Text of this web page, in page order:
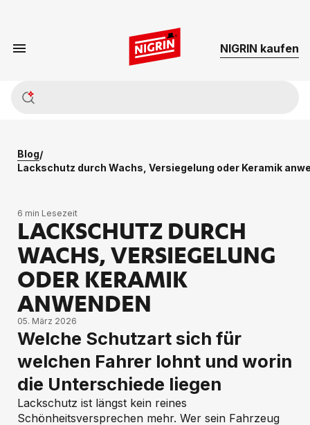
NIG­RIN kau­fen
Blog/
Lackschutz durch Wachs, Versiegelung oder Keramik
6 min Lesezeit
LACKSCHUTZ DURCH
WACHS, VERSIEGELUNG
ODER KERAMIK
ANWENDEN
05. März 2026
Welche Schutzart sich für
welchen Fahrer lohnt und worin
die Unterschiede liegen
Lackschutz ist längst kein reines
Schönheitsversprechen mehr. Wer sein Fahrzeug